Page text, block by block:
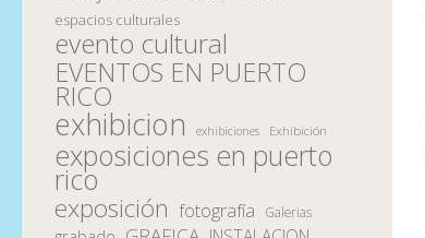
espacios culturales
evento cultural
EVENTOS EN PUERTO
RICO
exhibicion exhibiciones Exhibición
exposiciones en puerto
rico
exposición fotografía Galerias